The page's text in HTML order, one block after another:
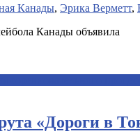
Канады, Эрика Верметт,
Канады объявила
«Дороги в